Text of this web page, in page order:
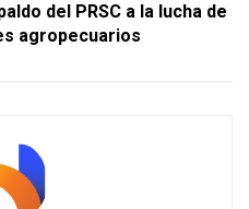
del PRSC a la lucha de
agropecuarios